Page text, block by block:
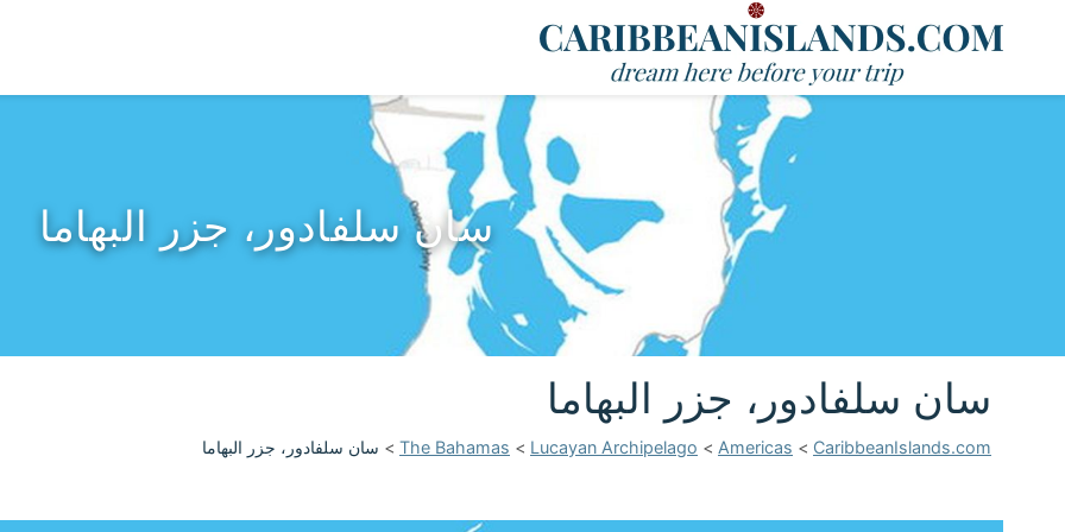
سان سلفادور، جزر البهاما
سان سلفادور، جزر البهاما
CaribbeanIslands.com
>
Americas
>
Lucayan Archipelago
>
The Bahamas
> سان سلفادور، جزر البهاما